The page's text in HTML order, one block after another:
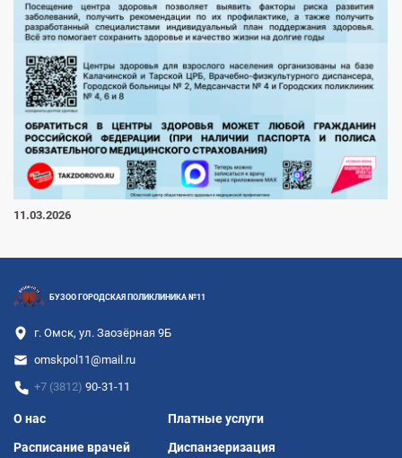
11.03.2026
БУЗОО ГОРОДСКАЯ ПОЛИКЛИНИКА №11
г. Омск, ул. Заозёрная 9Б
omskpol11@mail.ru
+7 (3812) 90-31-11
Подвал
О нас
Расписание врачей
Платные услуги
Диспанзеризация